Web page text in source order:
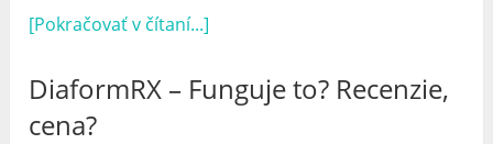
[Pokračovať v čítaní...]
DiaformRX – Funguje to? Recenzie,
cena?